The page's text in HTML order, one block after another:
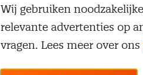
Op
KPMG
Wij gebruiken
relevante advertenties op
vragen. Lees meer over ons